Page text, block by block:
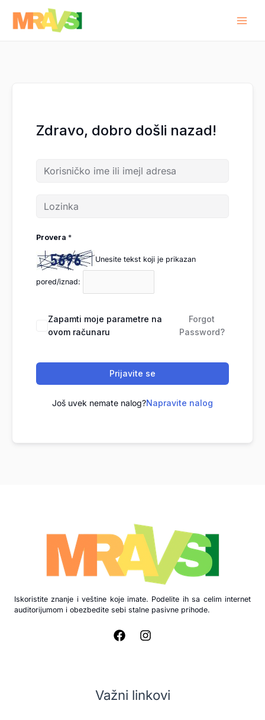
sadržaj
Zdravo, dobro došli nazad!
Provera *
Unesite tekst koji je prikazan
pored/iznad:
Zapamti moje parametre na
ovom računaru
Forgot
Password?
Prijavite se
Još uvek nemate nalog?Napravite nalog
Iskoristite znanje i veštine koje imate. Podelite ih sa celim internet
auditorijumom i obezbedite sebi stalne pasivne prihode.
Važni linkovi